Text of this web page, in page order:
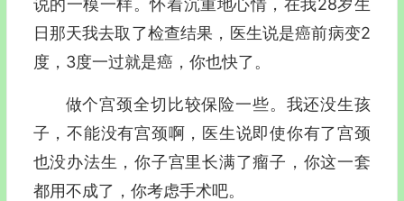
说的一模一样。怀着沉重地心情，在我28岁生
日那天我去取了检查结果，医生说是癌前病变2
度，3度一过就是癌，你也快了。
做个宫颈全切比较保险一些。我还没生孩
子，不能没有宫颈啊，医生说即使你有了宫颈
也没办法生，你子宫里长满了瘤子，你这一套
都用不成了，你考虑手术吧。